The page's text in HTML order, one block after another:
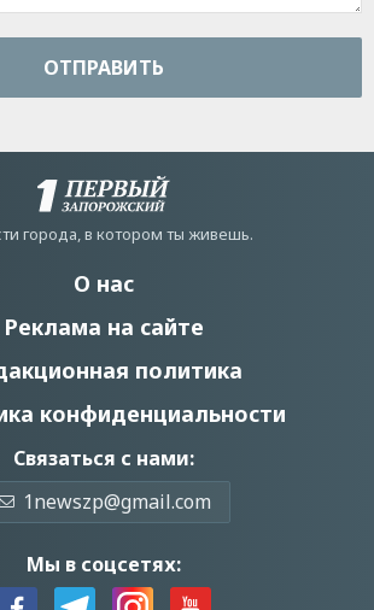
ОТПРАВИТЬ
города, в котором ты живешь.
О нас
Реклама на сайте
политика
конфиденциальности
Связаться с нами:
1newszp@gmail.com
Мы в соцсетях: